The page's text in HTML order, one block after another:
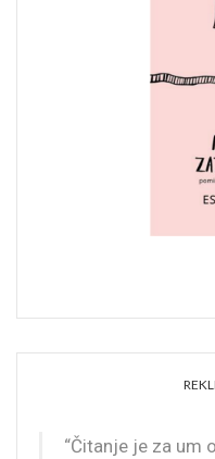
“Čitanje je za um